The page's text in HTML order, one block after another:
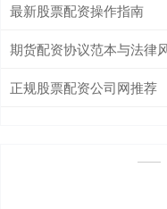
最新股票配资操作指南
期货配资协议范本与法律
正规股票配资公司网推荐